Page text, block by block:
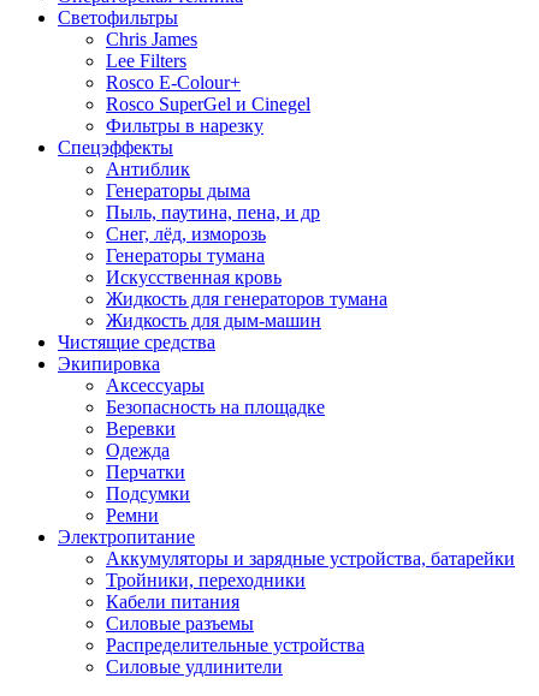
Светофильтры
Chris James
Lee Filters
Rosco E-Colour+
Rosco SuperGel и Cinegel
Фильтры в нарезку
Спецэффекты
Антиблик
Генераторы дыма
Пыль, паутина, пена, и др
Снег, лёд, изморозь
Генераторы тумана
Искусственная кровь
Жидкость для генераторов тумана
Жидкость для дым-машин
Чистящие средства
Экипировка
Аксессуары
Безопасность на площадке
Веревки
Одежда
Перчатки
Подсумки
Ремни
Электропитание
Аккумуляторы и зарядные устройства, батарейки
Тройники, переходники
Кабели питания
Силовые разъемы
Распределительные устройства
Силовые удлинители